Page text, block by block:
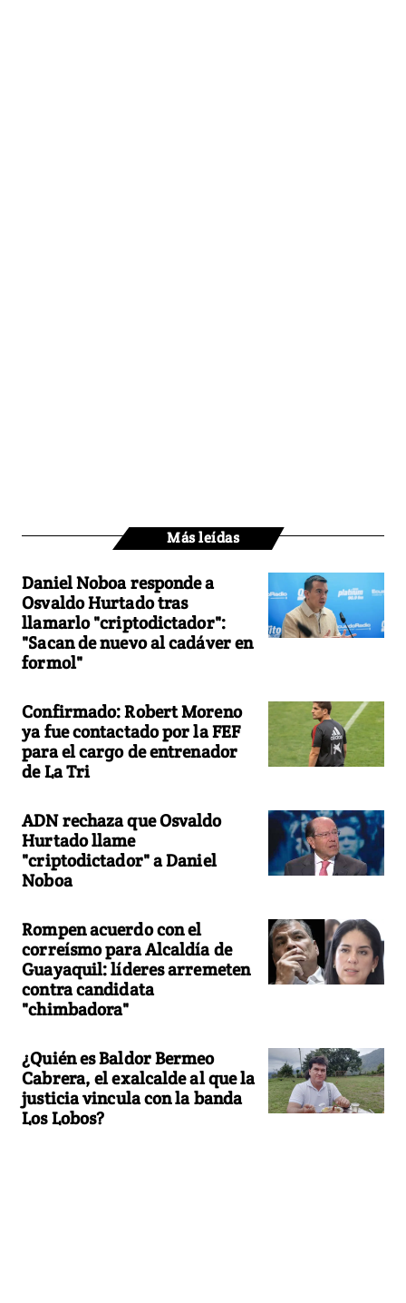
Más leídas
Daniel Noboa responde a
Osvaldo Hurtado tras
llamarlo "criptodictador":
"Sacan de nuevo al cadáver en
formol"
Confirmado: Robert Moreno
ya fue contactado por la FEF
para el cargo de entrenador
de La Tri
ADN rechaza que Osvaldo
Hurtado llame
"criptodictador" a Daniel
Noboa
Rompen acuerdo con el
correísmo para Alcaldía de
Guayaquil: líderes arremeten
contra candidata
"chimbadora"
¿Quién es Baldor Bermeo
Cabrera, el exalcalde al que la
justicia vincula con la banda
Los Lobos?